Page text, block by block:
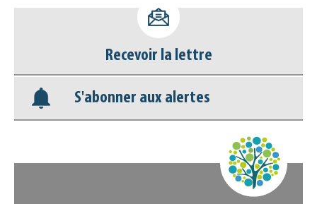
déconnecter)
Base documentaire
Nos veilles Scoop.it
Recevoir la lettre
S'abonner aux alertes